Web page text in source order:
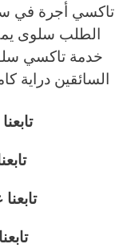
تاكسي أجرة في
الطلب سلوى
خدمة تاكسي
السائقين دراية